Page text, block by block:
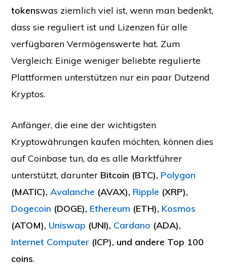
tokenswas ziemlich viel ist, wenn man bedenkt,
dass sie reguliert ist und Lizenzen für alle
verfügbaren Vermögenswerte hat. Zum
Vergleich: Einige weniger beliebte regulierte
Plattformen unterstützen nur ein paar Dutzend
Kryptos.
Anfänger, die eine der wichtigsten
Kryptowährungen kaufen möchten, können dies
auf Coinbase tun, da es alle Marktführer
unterstützt, darunter Bitcoin (BTC), Polygon
(MATIC),Avalanche (AVAX), Ripple (XRP),
Dogecoin (DOGE), Ethereum (ETH), Kosmos
(ATOM), Uniswap (UNI), Cardano (ADA),
Internet Computer (ICP), und andere Top 100
coins.